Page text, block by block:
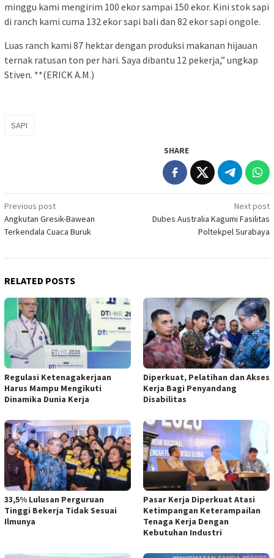
minggu kami mengirim 100 ekor sampai 150 ekor. Kini stok sapi
di ranch kami cuma 132 ekor sapi bali dan 82 ekor sapi ongole.
Luas ranch kami 87 hektar dengan produksi makanan hijauan
ternak ratusan ton per hari. Saya dibantu 12 pekerja,” ungkap
Stiven. **(ERICK A.M.)
SAPI
SHARE
Post
navigation
Previous post
Angkutan Gresik-Bawean
Terkendala Cuaca Buruk
Next post
Dubes Australia Kagumi Fasilitas
Poltekpel Surabaya
RELATED POSTS
Regulasi Ketenagakerjaan
Harus Mampu Mengikuti
Dinamika Dunia Kerja
Diperkuat, Pelatihan dan Akses
Kerja Bagi Penyandang
Disabilitas
33,5% Lulusan Perguruan
Tinggi Bekerja Tidak Sesuai
Ilmunya
Pasar Kerja Diperkuat Atasi
Ketimpangan Keterampailan
Tenaga Kerja Dengan
Kebutuhan Industri